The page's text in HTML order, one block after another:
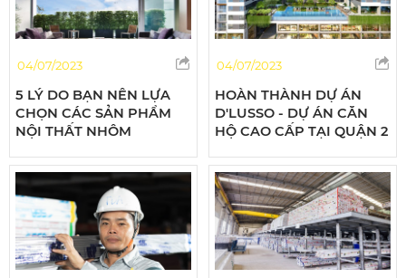
04/07/2023
5 LÝ DO BẠN NÊN LỰA
CHỌN CÁC SẢN PHẨM
NỘI THẤT NHÔM
04/07/2023
HOÀN THÀNH DỰ ÁN
D'LUSSO - DỰ ÁN CĂN
HỘ CAO CẤP TẠI QUẬN 2